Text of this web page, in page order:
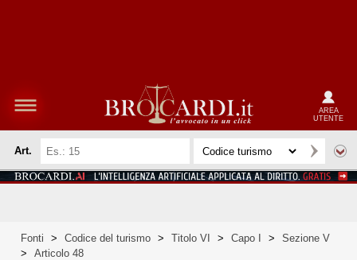
AREA
UTENTE
Art.
Fonti > Codice del turismo > Titolo VI > Capo I >
Sezione V
>
Articolo 48